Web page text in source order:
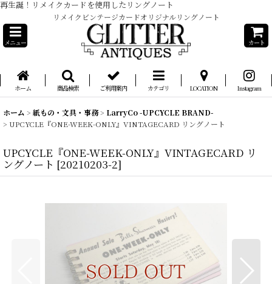
再生誕！リメイクカードを使用したリングノート
リメイクビンテージカードオリジナルリングノート
メニュー カート
ホーム 商品検索 ご利用案内 カテゴリ LOCATION Instagram
ホーム > 紙もの・文具・事務> LarryCo -UPCYCLE BRAND-
> UPCYCLE『ONE-WEEK-ONLY』VINTAGECARD リングノート
UPCYCLE『ONE-WEEK-ONLY』VINTAGECARD リ
ングノート [20210203-2]